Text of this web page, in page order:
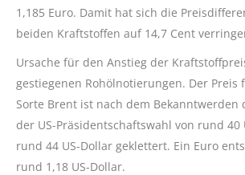
1,185 Euro. Damit hat sich die
beiden Kraftstoffen auf 14,7 Cent
Ursache für den Anstieg der
gestiegenen Rohölnotierungen. Der
Sorte Brent ist nach dem Bekanntwerden
der US-Präsidentschaftswahl von rund 40
rund 44 US-Dollar geklettert. Ein Euro
rund 1,18 US-Dollar.